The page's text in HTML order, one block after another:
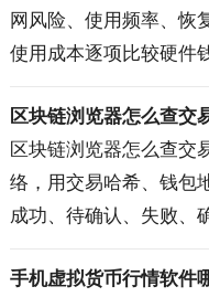
网风险、使用频率、恢
使用成本逐项比较硬件
及两者组合使用的方法
习惯选择更合适的钱包
区块链浏览器怎么查交
区块链浏览器怎么查交
络，用交易哈希、钱包
成功、待确认、失败、
核对网络、地址、代币
手机虚拟货币行情软件